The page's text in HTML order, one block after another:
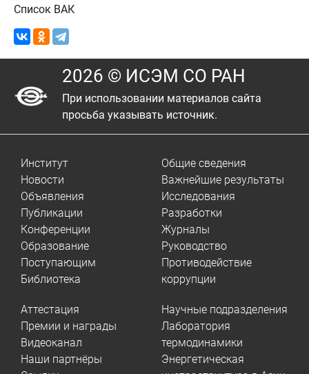
Список ВАК
2026 © ИСЭМ СО РАН
При использовании материалов сайта
просьба указывать источник.
Институт
Новости
Объявления
Публикации
Конференции
Образование
Поступающим
Библиотека
Общие сведения
Важнейшие результаты
Исследования
Разработки
Журналы
Руководство
Противодействие
коррупции
Аттестация
Премии и награды
Видеоканал
Наши партнёры
Научные подразделения
Лаборатория
термодинамики
Энергетическая